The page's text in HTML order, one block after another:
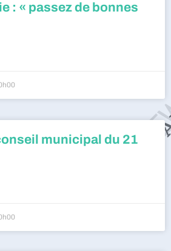
: « passez de bonnes
municipal du 21